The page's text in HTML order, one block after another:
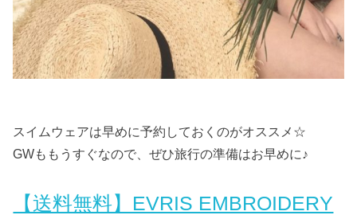
スイムウェアは早めに予約しておくのがオススメ☆
GWももうすぐなので、ぜひ旅行の準備はお早めに♪
【送料無料】EVRIS EMBROIDERY